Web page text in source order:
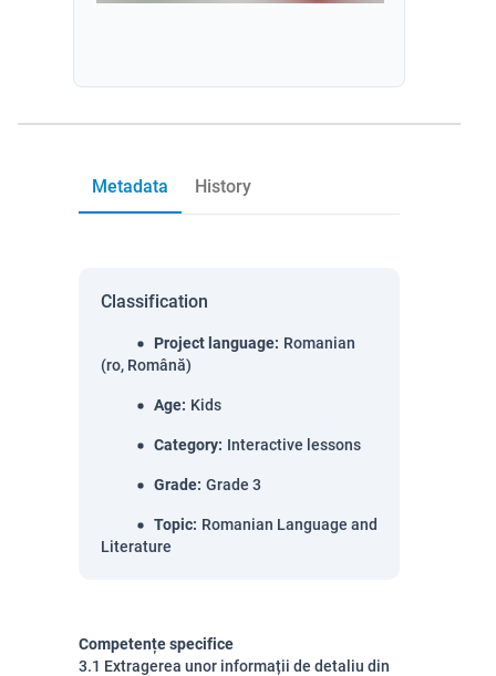
Metadata History
Classification
Project language: Romanian
(ro, Română)
Age: Kids
Category: Interactive lessons
Grade: Grade 3
Topic: Romanian Language and
Literature
Competențe specifice
3.1 Extragerea unor informații de detaliu din